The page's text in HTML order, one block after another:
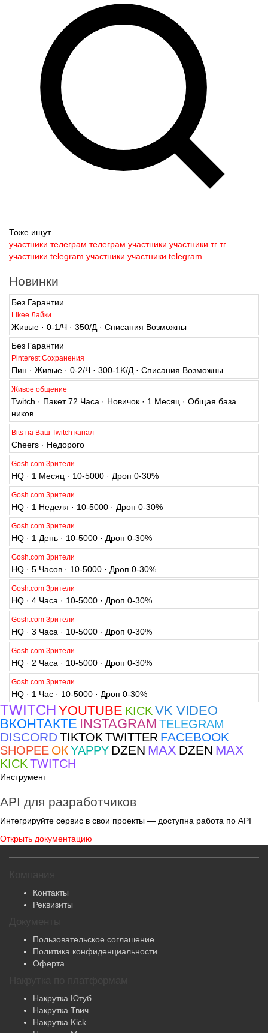
Тоже ищут
участники телеграм телеграм участники участники тг тг
участники telegram участники участники telegram
Новинки
Без Гарантии
Likee Лайки
Живые · 0-1/Ч · 350/Д · Списания Возможны
Без Гарантии
Pinterest Сохранения
Пин · Живые · 0-2/Ч · 300-1K/Д · Списания Возможны
Живое общение
Twitch · Пакет 72 Часа · Новичок · 1 Месяц · Общая база
ников
Bits на Ваш Twitch канал
Cheers · Недорого
Gosh.com Зрители
HQ · 1 Месяц · 10-5000 · Дроп 0-30%
Gosh.com Зрители
HQ · 1 Неделя · 10-5000 · Дроп 0-30%
Gosh.com Зрители
HQ · 1 День · 10-5000 · Дроп 0-30%
Gosh.com Зрители
HQ · 5 Часов · 10-5000 · Дроп 0-30%
Gosh.com Зрители
HQ · 4 Часа · 10-5000 · Дроп 0-30%
Gosh.com Зрители
HQ · 3 Часа · 10-5000 · Дроп 0-30%
Gosh.com Зрители
HQ · 2 Часа · 10-5000 · Дроп 0-30%
Gosh.com Зрители
HQ · 1 Час · 10-5000 · Дроп 0-30%
TWITCH YOUTUBE KICK VK VIDEO
ВКОНТАКТЕ INSTAGRAM TELEGRAM
DISCORD TIKTOK TWITTER FACEBOOK
SHOPEE ОКYAPPY DZEN MAX DZEN MAX
KICK TWITCH
Инструмент
API для разработчиков
Интегрируйте сервис в свои проекты — доступна работа по API
Открыть документацию
Контакты
Реквизиты
Пользовательское соглашение
Политика конфиденциальности
Оферта
Накрутка Ютуб
Накрутка Твич
Накрутка Kick